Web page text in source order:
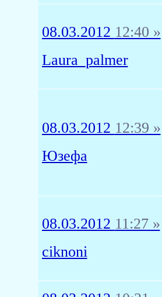
08.03.2012 12:40 »
Laura_palmer
08.03.2012 12:39 »
Юзефа
08.03.2012 11:27 »
ciknoni